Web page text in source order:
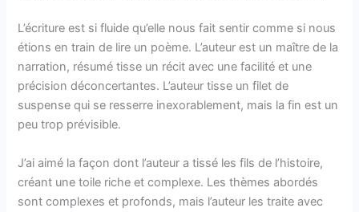
L’écriture est si fluide qu’elle nous fait sentir comme si nous
étions en train de lire un poème. L’auteur est un maître de la
narration, résumé tisse un récit avec une facilité et une
précision déconcertantes. L’auteur tisse un filet de
suspense qui se resserre inexorablement, mais la fin est un
peu trop prévisible.
J’ai aimé la façon dont l’auteur a tissé les fils de l’histoire,
créant une toile riche et complexe. Les thèmes abordés
sont complexes et profonds, mais l’auteur les traite avec